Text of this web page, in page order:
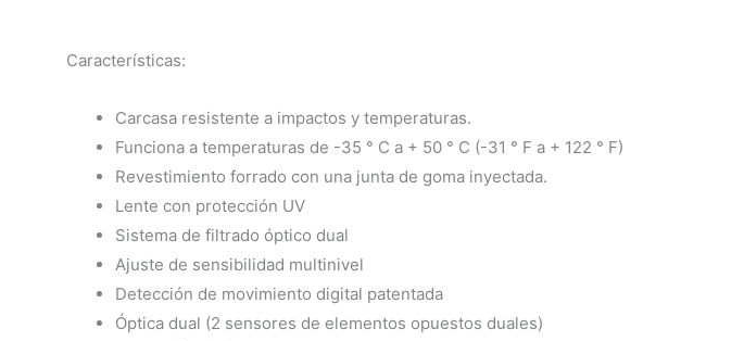
Características:
Carcasa resistente a impactos y temperaturas.
Funciona a temperaturas de -35 ° C a + 50 ° C (-31 ° F a + 122 ° F)
Revestimiento forrado con una junta de goma inyectada.
Lente con protección UV
Sistema de filtrado óptico dual
Ajuste de sensibilidad multinivel
Detección de movimiento digital patentada
Óptica dual (2 sensores de elementos opuestos duales)